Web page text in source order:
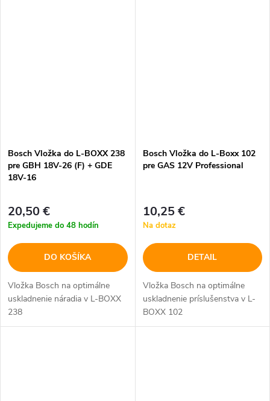
Bosch Vložka do L-BOXX 238
pre GBH 18V-26 (F) + GDE
18V-16
20,50 €
Expedujeme do 48 hodín
DO KOŠÍKA
Vložka Bosch na optimálne
uskladnenie náradia v L-BOXX
238
Bosch Vložka do L-Boxx 102
pre GAS 12V Professional
10,25 €
Na dotaz
DETAIL
Vložka Bosch na optimálne
uskladnenie príslušenstva v L-
BOXX 102